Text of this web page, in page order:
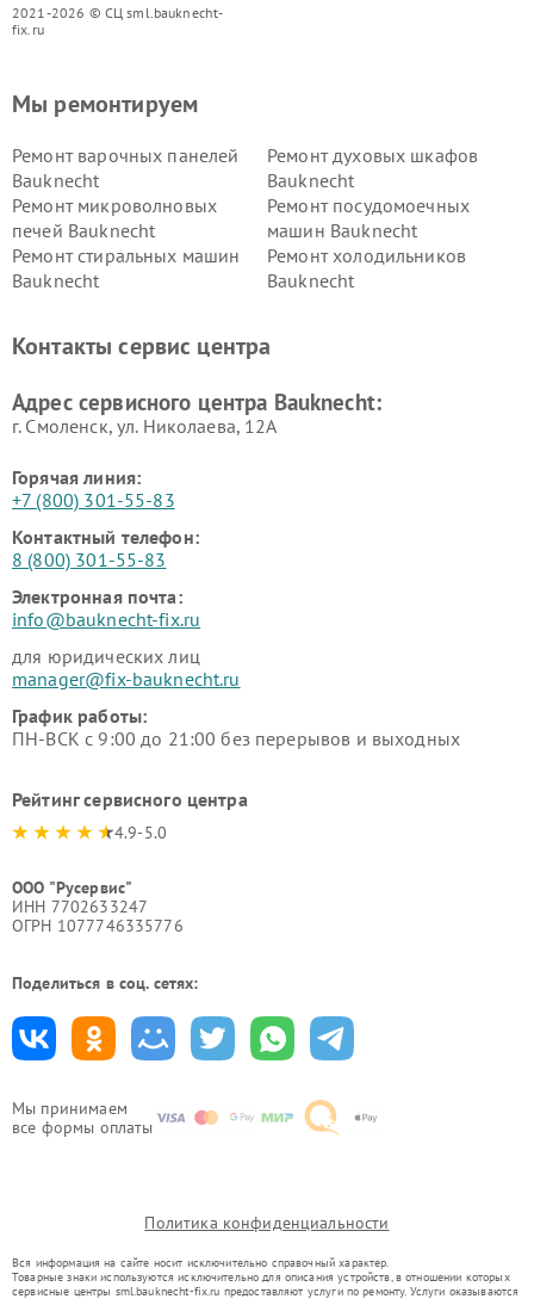
2021-2026 © СЦ sml.bauknecht-
fix.ru
Мы принимаем
все формы оплаты
Мы ремонтируем
Ремонт варочных панелей
Bauknecht
Ремонт духовых шкафов
Bauknecht
Ремонт микроволновых
печей Bauknecht
Ремонт посудомоечных
машин Bauknecht
Ремонт стиральных машин
Bauknecht
Ремонт холодильников
Bauknecht
Контакты сервис центра
Адрес сервисного центра Bauknecht:
г. Смоленск, ул. Николаева, 12А
Горячая линия:
+7 (800) 301-55-83
Контактный телефон:
8 (800) 301-55-83
Электронная почта:
info@bauknecht-fix.ru
для юридических лиц
manager@fix-bauknecht.ru
График работы:
ПН-ВСК с 9:00 до 21:00 без перерывов и выходных
Рейтинг сервисного центра
4.9-5.0
ООО "Русервис"
ИНН 7702633247
ОГРН 1077746335776
Поделиться в соц. сетях:
Политика конфиденциальности
Вся информация на сайте носит исключительно справочный характер.
Товарные знаки используются исключительно для описания устройств, в отношении которых
сервисные центры sml.bauknecht-fix.ru предоставляют услуги по ремонту. Услуги оказываются